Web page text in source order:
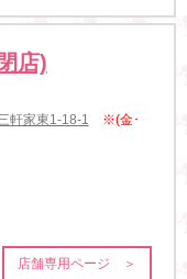
店)
軒家東1-18-1
※(金･
店舗専用ページ ＞